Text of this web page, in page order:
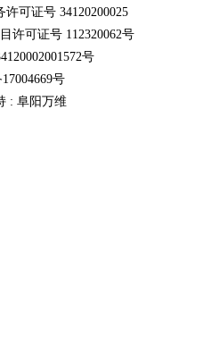
可证号 34120200025
许可证号 112320062号
号
号
: 阜阳万维